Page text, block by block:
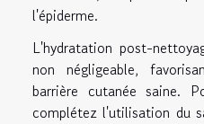
l'épiderme.
L'hydratation post-
non négligeable,
barrière cutanée saine.
complétez l'utilisation du